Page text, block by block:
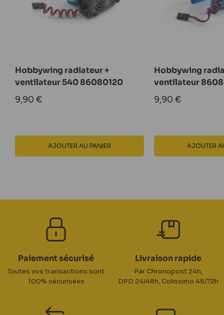
Hobbywing radiateur +
ventilateur 540 86080120
Prix
9,90 €
AJOUTER AU PANIER
Hobbywing
ventilateur
Prix
9,90 €
AJOUTER
Paiement sécurisé
Toutes vos transactions sont
100% sécurisées
Livraison rapide
Par Chronopost 24h,
DPD 24/48h, Colissimo 48/72h